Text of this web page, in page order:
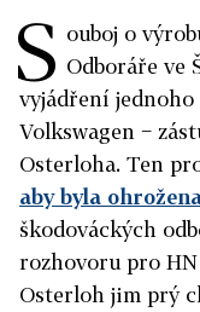
S ouboj o
Odboráře ve
vyjádření
Volkswagen −
Osterloha. Ten
aby byla
škodováckých
rozhovoru pro HN
Osterloh jim prý